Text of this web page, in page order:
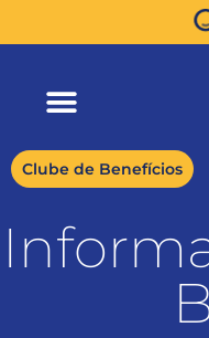
Clube de Benefícios